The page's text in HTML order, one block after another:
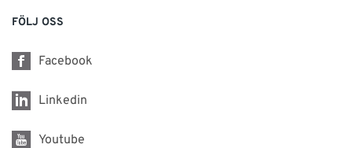
FÖLJ OSS
Facebook
Linkedin
Youtube